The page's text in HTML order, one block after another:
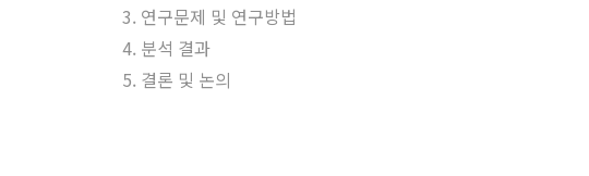
3. 연구문제 및 연구방법
4. 분석 결과
5. 결론 및 논의